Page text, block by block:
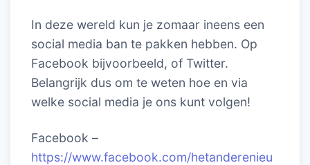
In deze wereld kun je zomaar ineens een
social media ban te pakken hebben. Op
Facebook bijvoorbeeld, of Twitter.
Belangrijk dus om te weten hoe en via
welke social media je ons kunt volgen!
Facebook –
https://www.facebook.com/hetanderenieu